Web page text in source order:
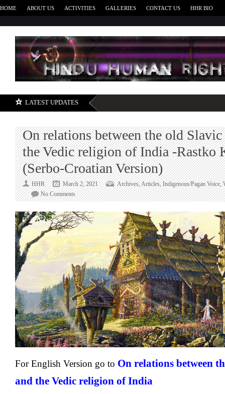
HOME ABOUT US ACTIVITIES GALLERIES CONTACT US HHR BIO
LATEST UPDATES
On relations between the old
the Vedic religion of India -Rastko
(Serbo-Croatian Version)
HHR March 2, 2021 Archives,Articles,Indigenous/Pagan Voice,
No Commentson
On
relations
between
the
old
Slavic
religion
and
the
Vedic
religion
of
India
-
Rastko
(Serbo-
Version)
For English Version go to On relations between
and the Vedic religion of India